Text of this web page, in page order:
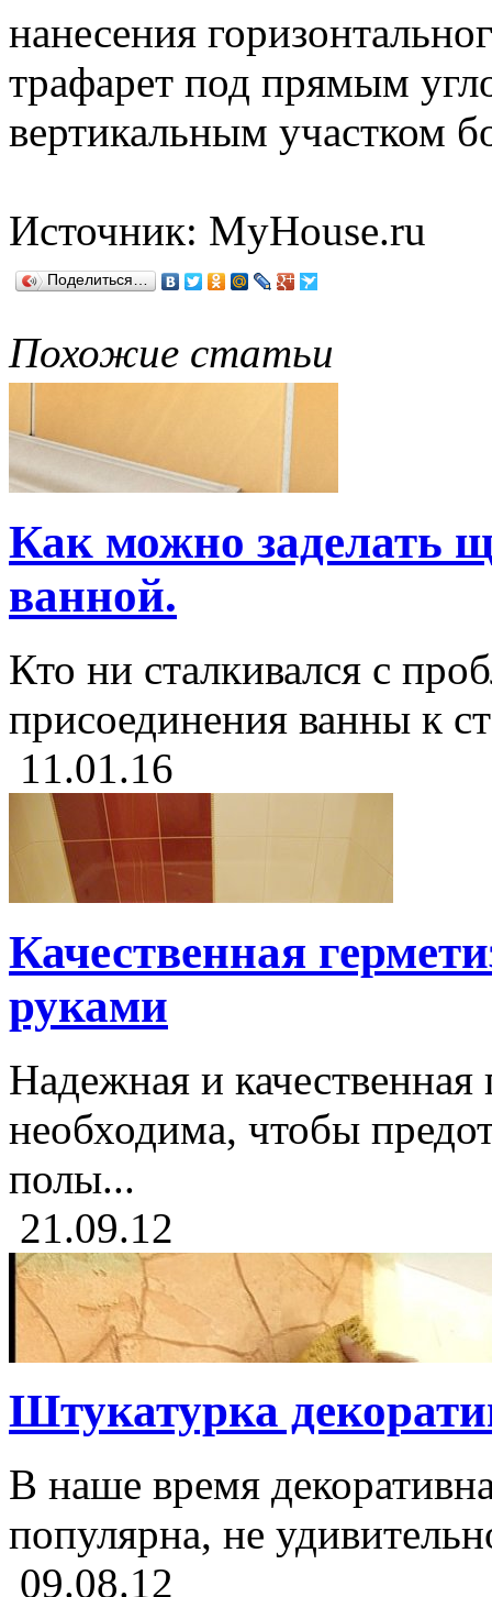
нанесения
трафарет под прямым
вертикальным участком
Источник: MyHouse.ru
Поделиться…
Похожие статьи
Как можно заделать
ванной.
Кто ни сталкивался с
присоединения ванны к
11.01.16
Качественная
руками
Надежная и качественная
необходима, чтобы
полы...
21.09.12
Штукатурка
В наше время
популярна, не
09.08.12